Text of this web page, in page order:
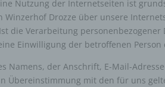
Nutzung der Internetseiten ist
Winzerhof Drozze über unsere
die Verarbeitung
Einwilligung der betroffenen Person
Namens, der Anschrift, E-Mail-
Übereinstimmung mit den für uns